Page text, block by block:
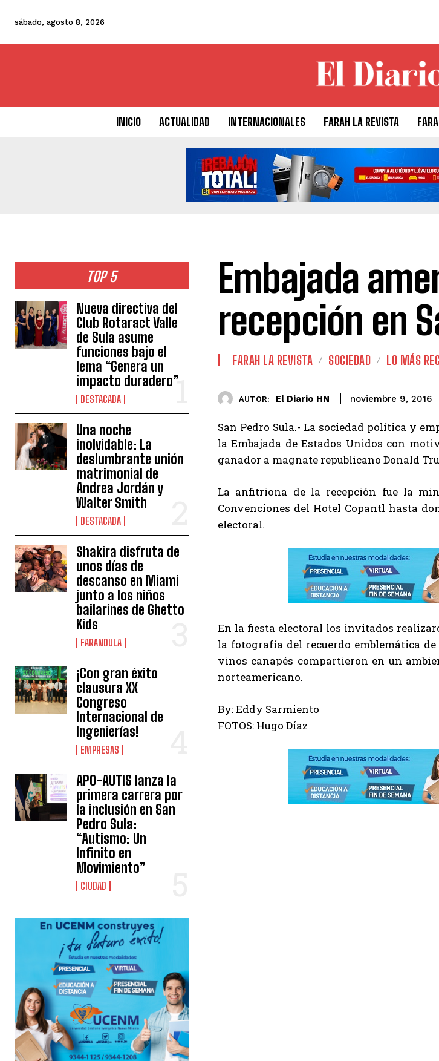
sábado, agosto 8, 2026
INICIO ACTUALIDAD INTERNACIONALES FARAH LA REVISTA
TOP 5
Nueva directiva del
Club Rotaract Valle
de Sula asume
funciones bajo el
lema “Genera un
impacto duradero”
DESTACADA
Una noche
inolvidable: La
deslumbrante unión
matrimonial de
Andrea Jordán y
Walter Smith
DESTACADA
Shakira disfruta de
unos días de
descanso en Miami
junto a los niños
bailarines de Ghetto
Kids
FARANDULA
¡Con gran éxito
clausura XX
Congreso
Internacional de
Ingenierías!
EMPRESAS
APO-AUTIS lanza la
primera carrera por
la inclusión en San
Pedro Sula:
“Autismo: Un
Infinito en
Movimiento”
CIUDAD
Embajada
recepción en
FARAH LA REVISTA SOCIEDAD LO MÁS
AUTOR: El Diario HN noviembre 9, 2016
San Pedro Sula.- La sociedad política y
la Embajada de Estados Unidos con
ganador a magnate republicano Donald
La anfitriona de la recepción fue la
Convenciones del Hotel Copantl hasta
electoral.
En la fiesta electoral los invitados
la fotografía del recuerdo emblemática
vinos canapés compartieron en un
norteamericano.
By: Eddy Sarmiento
FOTOS: Hugo Díaz